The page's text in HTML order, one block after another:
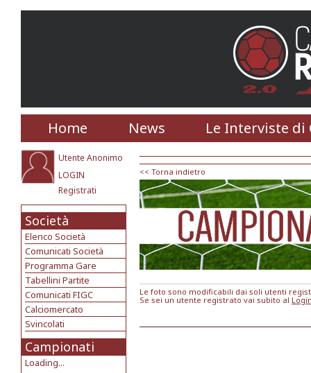
Home News Le Interviste di
Utente Anonimo
LOGIN
Registrati
Società
Elenco Società
Comunicati Società
Programma Gare
Tabellini Partite
Comunicati FIGC
Calciomercato
Svincolati
Campionati
Loading...
<< Torna indietro
Le foto sono modificabili dai soli utenti
Se sei un utente registrato vai subito al